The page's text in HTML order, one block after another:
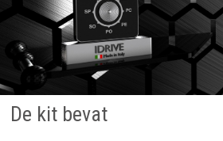
De kit bevat